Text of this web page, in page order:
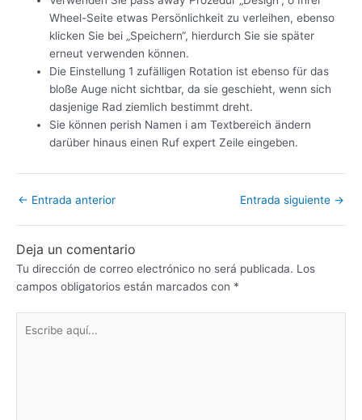
Wheel-Seite etwas Persönlichkeit zu verleihen, ebenso
klicken Sie bei „Speichern“, hierdurch Sie sie später
erneut verwenden können.
Die Einstellung 1 zufälligen Rotation ist ebenso für das
bloße Auge nicht sichtbar, da sie geschieht, wenn sich
dasjenige Rad ziemlich bestimmt dreht.
Sie können perish Namen i am Textbereich ändern
darüber hinaus einen Ruf expert Zeile eingeben.
← Entrada anterior Entrada siguiente →
Deja un comentario
Tu dirección de correo electrónico no será publicada. Los
campos obligatorios están marcados con *
aquí...